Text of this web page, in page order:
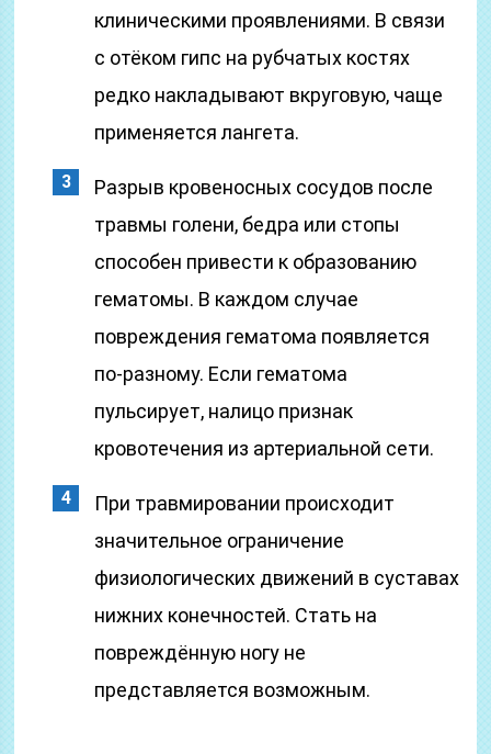
клиническими проявлениями. В связи
с отёком гипс на рубчатых костях
редко накладывают вкруговую, чаще
применяется лангета.
Разрыв кровеносных сосудов после
травмы голени, бедра или стопы
способен привести к образованию
гематомы. В каждом случае
повреждения гематома появляется
по-разному. Если гематома
пульсирует, налицо признак
кровотечения из артериальной сети.
При травмировании происходит
значительное ограничение
физиологических движений в суставах
нижних конечностей. Стать на
повреждённую ногу не
представляется возможным.